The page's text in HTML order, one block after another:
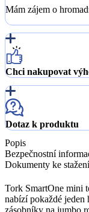
Mám zájem o
Chci nakupovat
Dotaz k produktu
Popis
Bezpečnostní
Dokumenty ke stažení
Tork SmartOne mini
nabízí pokaždé
zásobníky na jumbo